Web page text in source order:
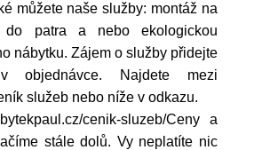
můžete naše služby: montáž na
do patra a nebo ekologickou
nábytku. Zájem o služby přidejte
objednávce. Najdete mezi
služeb nebo níže v odkazu.
cenik-sluzeb/Ceny a
stále dolů. Vy neplatíte nic